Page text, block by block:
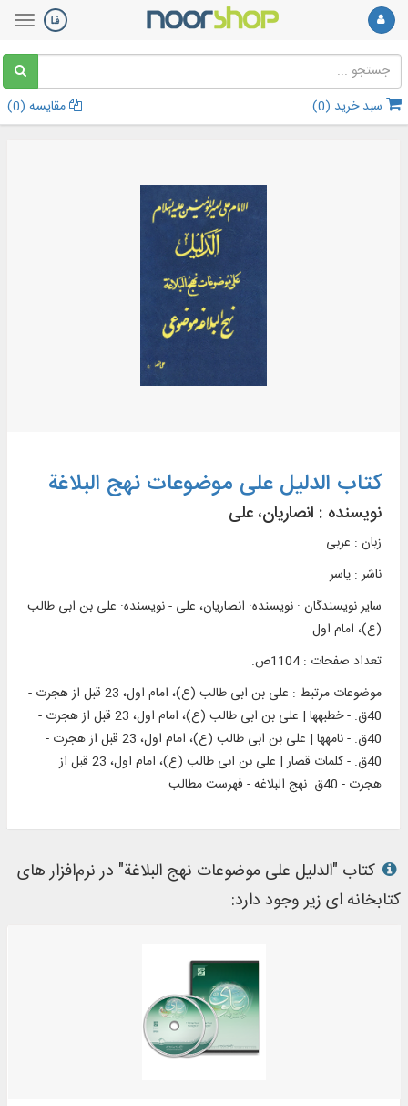
سبد خرید (0
) مقایسه (0
)
کتاب الدلیل علی موضوعات نهج البلاغة
نویسنده : انصاریان، علی
زبان : عربی
ناشر : ياسر
سایر نویسندگان : نویسنده: انصاریان، علی - نویسنده: علی بن ابی طالب
(ع)، امام اول
تعداد صفحات : 1104ص.
موضوعات مرتبط :
علی بن ابی طالب (ع)، امام اول، 23 قبل از هجرت -
40ق. - خطبه‎ها | علی بن ابی طالب (ع)، امام اول، 23 قبل از هجرت -
40ق. - نامه‎ها | علی بن ابی طالب (ع)، امام اول، 23 قبل از هجرت -
40ق. - کلمات قصار | علی بن ابی طالب (ع)، امام اول، 23 قبل از
هجرت - 40ق. نهج البلاغه - فهرست مطالب
کتاب "الدلیل علی موضوعات نهج البلاغة" در نرم‌افزار های
کتابخانه ای زیر وجود دارد: